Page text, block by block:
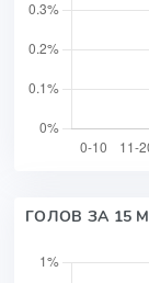
ГОЛОВ ЗА 15